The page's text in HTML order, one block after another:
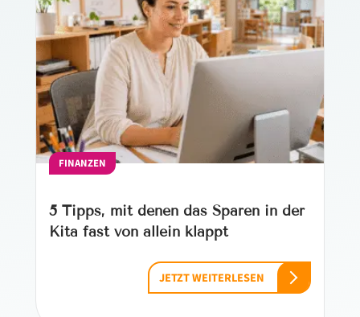
FINANZEN
5 Tipps, mit denen das Sparen in der
Kita fast von allein klappt
JETZT WEITERLESEN